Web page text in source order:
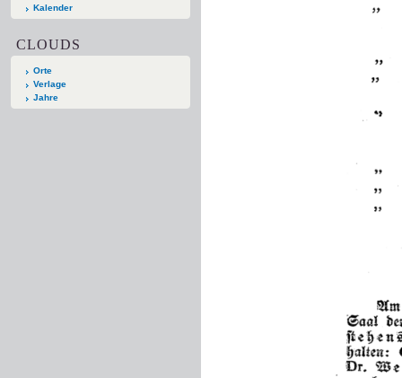
Kalender
CLOUDS
Orte
Verlage
Jahre